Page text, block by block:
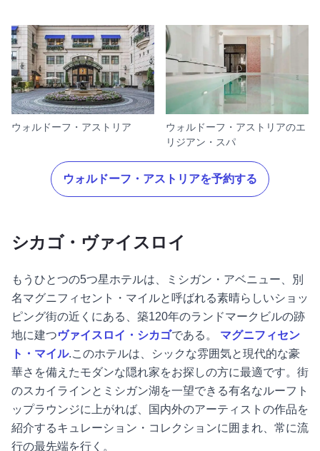
ウォルドーフ・アストリア
ウォルドーフ・アストリアのエ
リジアン・スパ
ウォルドーフ・アストリアを予約する
シカゴ・ヴァイスロイ
もうひとつの5つ星ホテルは、ミシガン・アベニュー、別
名マグニフィセント・マイルと呼ばれる素晴らしいショッ
ピング街の近くにある、築120年のランドマークビルの跡
地に建つヴァイスロイ・シカゴである。 マグニフィセン
ト・マイル.このホテルは、シックな雰囲気と現代的な豪
華さを備えたモダンな隠れ家をお探しの方に最適です。街
のスカイラインとミシガン湖を一望できる有名なルーフト
ップラウンジに上がれば、国内外のアーティストの作品を
紹介するキュレーション・コレクションに囲まれ、常に流
行の最先端を行く。